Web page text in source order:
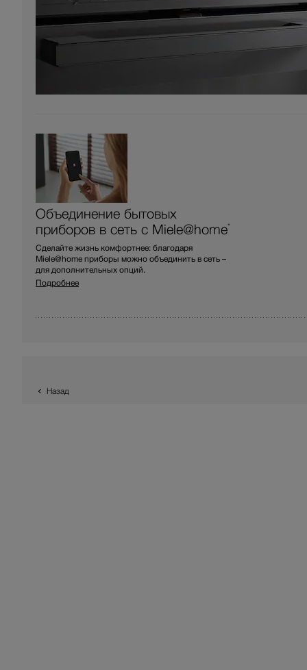
Объединение бытовых
приборов в сеть с Miele@home*
Сделайте жизнь комфортнее: благодаря
Miele@home приборы можно объединить в сеть –
для дополнительных опций.
Подробнее
Назад